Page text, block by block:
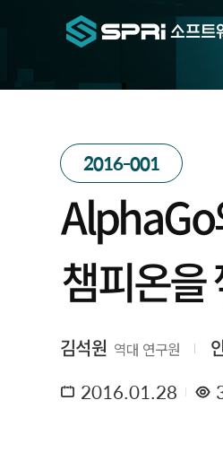
2016-001
AlphaGo
챔피온을
김석원 역대 연구원
2016.01.28